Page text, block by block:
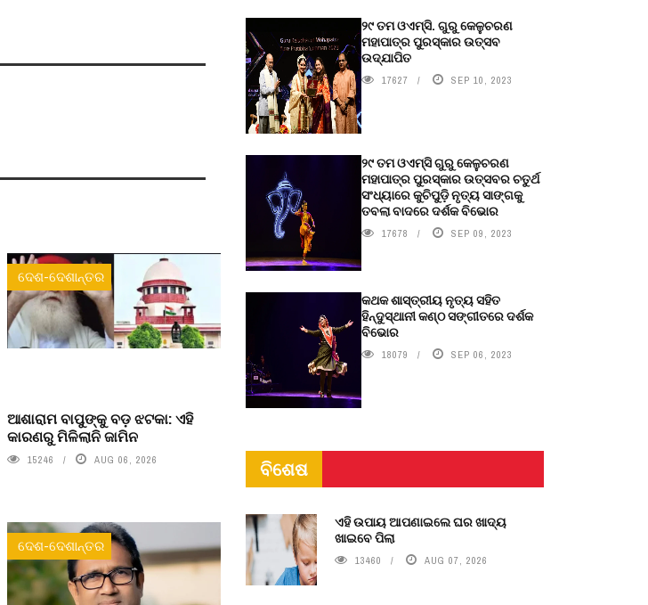
ଦେଶ-ଦେଶାନ୍ତର
ଆଶାରାମ ବାପୁଙ୍କୁ ବଡ଼ ଝଟକା: ଏହି
କାରଣରୁ ମିଳିଲାନି ଜାମିନ
15246 AUG 06, 2026
ଦେଶ-ଦେଶାନ୍ତର
୨୯ ତମ ଓଏମ୍‌ସି. ଗୁରୁ କେଳୁଚରଣ
ମହାପାତ୍ର ପୁରସ୍କାର ଉତ୍ସବ
ଉଦ୍‍ଯାପିତ
17627 SEP 10, 2023
୨୯ ତମ ଓଏମ୍‌ସି ଗୁରୁ କେଳୁଚରଣ
ମହାପାତ୍ର ପୁରସ୍କାର ଉତ୍ସବର ଚତୁର୍ଥ
ସଂଧ୍ୟାରେ କୁଚିପୁଡ଼ି ନୃତ୍ୟ ସାଙ୍ଗକୁ
ତବଲା ବାଦରେ ଦର୍ଶକ ବିଭୋର
17678 SEP 09, 2023
କଥକ ଶାସ୍ତ୍ରୀୟ ନୃତ୍ୟ ସହିତ
ହିନ୍ଦୁସ୍ଥାନୀ କଣ୍ଠ ସଙ୍ଗୀତରେ ଦର୍ଶକ
ବିଭୋର
18079 SEP 06, 2023
ବିଶେଷ
ଏହି ଉପାୟ ଆପଣାଇଲେ ଘର ଖାଦ୍ୟ
ଖାଇବେ ପିଲା
13460 AUG 07, 2026